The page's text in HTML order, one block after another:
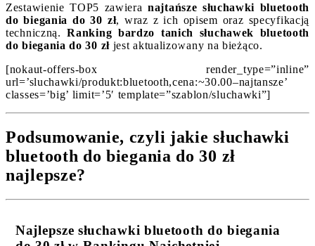
Zestawienie TOP5 zawieranajtańsze słuchawki bluetooth
do biegania do 30 zł, wraz z ich opisem oraz specyfikacją
techniczną.Ranking bardzo tanich słuchawek bluetooth
do biegania do 30 zł jest aktualizowany na bieżąco.
[nokaut-offers-box render_type=”inline”
url=’sluchawki/produkt:bluetooth,cena:~30.00–najtansze’
classes=’big’ limit=’5′ template=”szablon/sluchawki”]
Podsumowanie, czyli jakie słuchawki
bluetooth do biegania do 30 zł
najlepsze?
Najlepsze słuchawki bluetooth do biegania